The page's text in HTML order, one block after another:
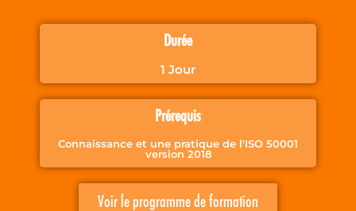
Durée
1 Jour
Prérequis
Connaissance et une pratique de l'ISO 50001
version 2018
Voir le programme de formation